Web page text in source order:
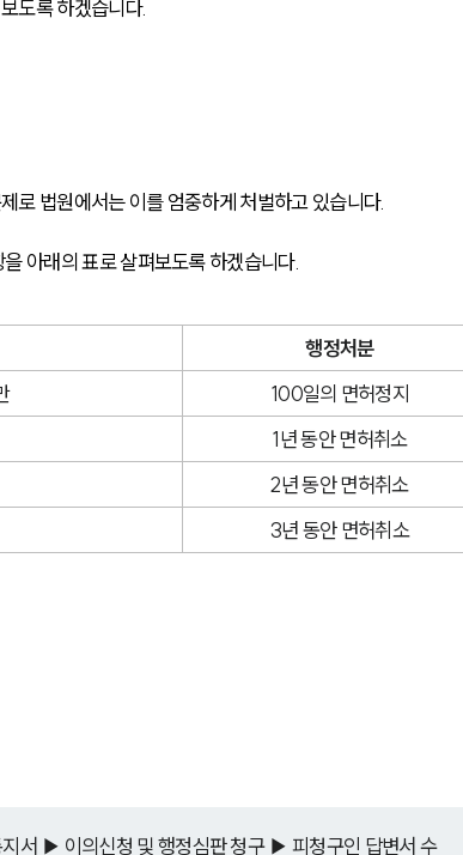
도록 하겠습니다.
로 법원에서는 이를 엄중하게 처벌하고 있습니다.
아래의 표로 살펴보도록 하겠습니다.
행정처분
100일의 면허정지
1년 동안 면허취소
2년 동안 면허취소
3년 동안 면허취소
서 ▶ 이의신청 및 행정심판 청구 ▶ 피청구인 답변서 수